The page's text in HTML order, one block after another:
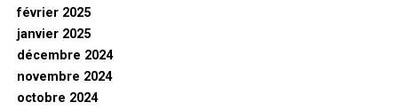
février 2025
janvier 2025
décembre 2024
novembre 2024
octobre 2024